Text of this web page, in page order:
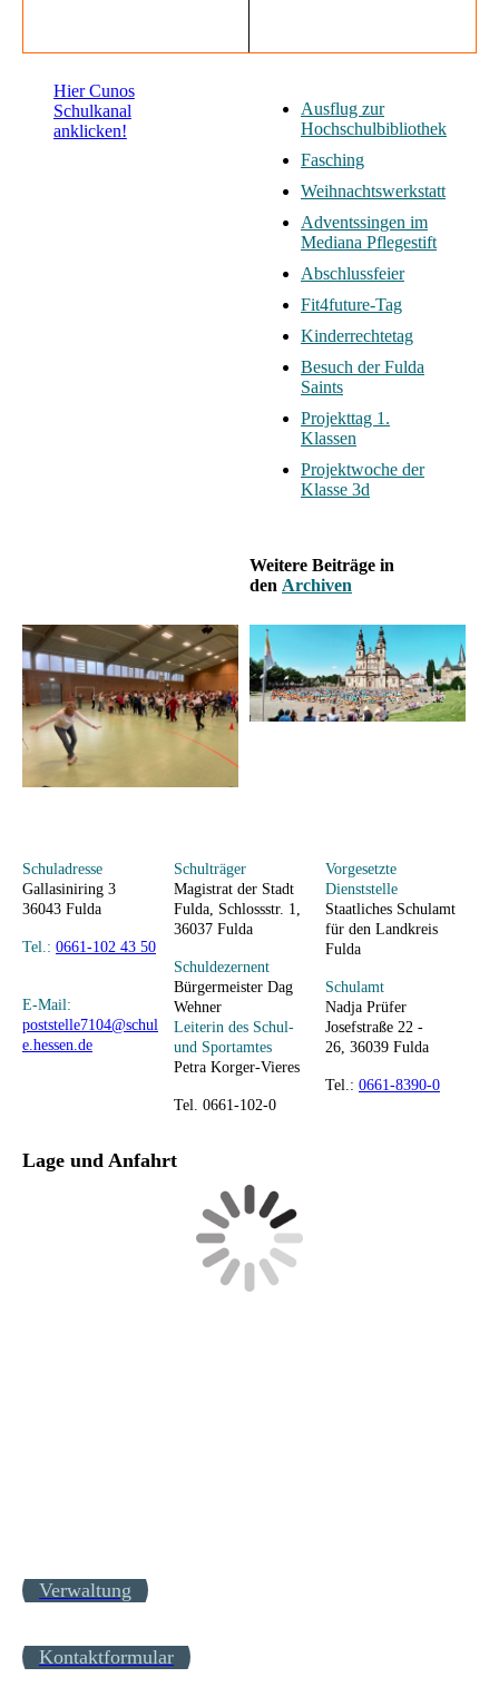
Hier Cunos
Schulkanal
anklicken!
Ausflug zur
Hochschulbibliothek
Fasching
Weihnachtswerkstatt
Adventssingen im
Mediana Pflegestift
Abschlussfeier
Fit4future-Tag
Kinderrechtetag
Besuch der Fulda
Saints
Projekttag 1.
Klassen
Projektwoche der
Klasse 3d
Weitere Beiträge in
den Archiven
Schuladresse
Gallasiniring 3
36043 Fulda
Tel.: 0661-102 43 50
E-Mail:
poststelle7104@schul
e.hessen.de
Schulträger
Magistrat der Stadt
Fulda, Schlossstr. 1,
36037 Fulda
Schuldezernent
Bürgermeister Dag
Wehner
Leiterin des Schul-
und Sportamtes
Petra Korger-Vieres
Tel. 0661-102-0
Vorgesetzte
Dienststelle
Staatliches Schulamt
für den Landkreis
Fulda
Schulamt
Nadja Prüfer
Josefstraße 22 -
26, 36039 Fulda
Tel.: 0661-8390-0
Lage und Anfahrt
Verwaltung
Kontaktformular